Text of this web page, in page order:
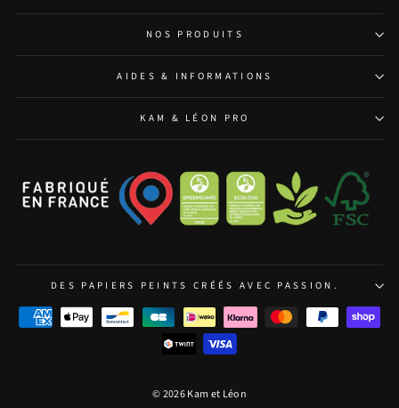
NOS PRODUITS
AIDES & INFORMATIONS
KAM & LÉON PRO
DES PAPIERS PEINTS CRÉÉS AVEC PASSION.
© 2026 Kam et Léon